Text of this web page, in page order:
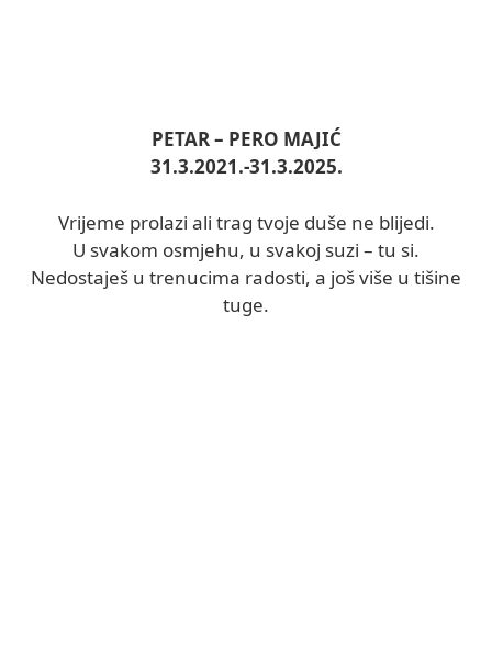
PETAR – PERO MAJIĆ
31.3.2021.-31.3.2025.
Vrijeme prolazi ali trag tvoje duše ne blijedi.
U svakom osmjehu, u svakoj suzi – tu si.
Nedostaješ u trenucima radosti, a još više u tišine
tuge.